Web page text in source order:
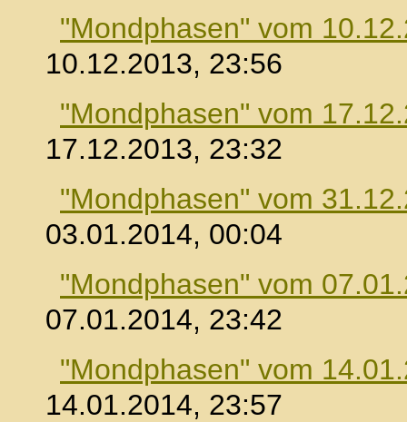
"Mondphasen" vom
10.12.2013, 23:56
"Mondphasen" vom
17.12.2013, 23:32
"Mondphasen" vom
03.01.2014, 00:04
"Mondphasen" vom
07.01.2014, 23:42
"Mondphasen" vom
14.01.2014, 23:57